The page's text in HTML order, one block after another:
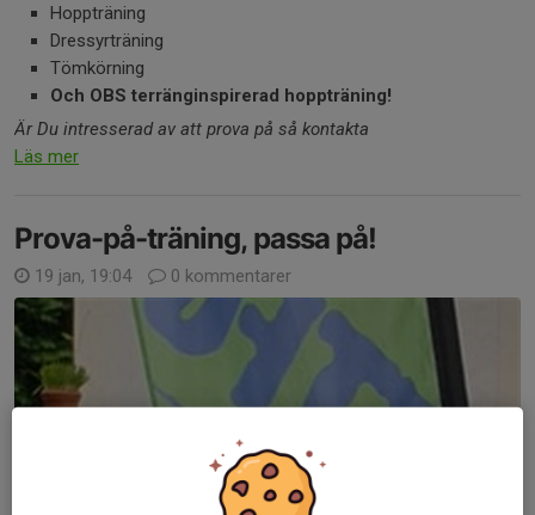
Hoppträning
Dressyrträning
Tömkörning
Och OBS terränginspirerad hoppträning!
Är Du intresserad av att prova på så kontakta
Läs mer
Prova-på-träning, passa på!
19 jan, 19:04 0 kommentarer